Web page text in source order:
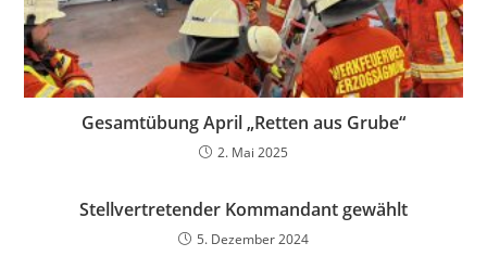
Gesamtübung April „Retten aus Grube“
2. Mai 2025
Stellvertretender Kommandant gewählt
5. Dezember 2024